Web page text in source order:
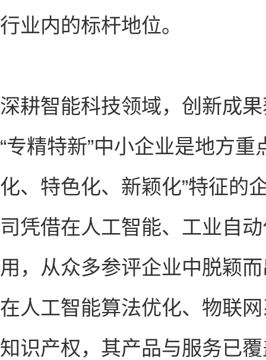
行业内的标杆地位。
深耕智能科技领域，创新成
“专精特新”中小企业是地方
化、特色化、新颖化”特征的
司凭借在人工智能、工业自
用，从众多参评企业中脱颖
在人工智能算法优化、物联
知识产权，其产品与服务已